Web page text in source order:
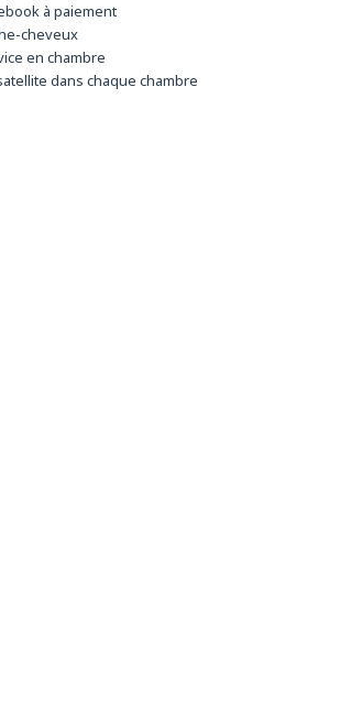
à paiement
cheveux
en chambre
dans chaque chambre